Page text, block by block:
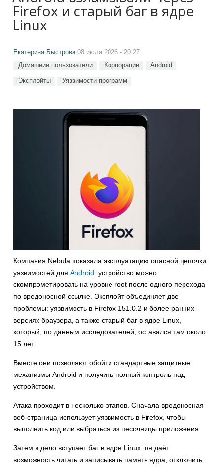
Firefox и старый баг в ядре
Linux
Екатерина Быстрова08 июля 2026 - 20:27
Домашние пользователи Корпорации Android
Эксплойты Уязвимости программ
Компания Nebula показала эксплуатацию опасной цепочки
уязвимостей для Android: устройство можно
скомпрометировать на уровне root после одного перехода
по вредоносной ссылке. Эксплойт объединяет две
проблемы: уязвимость в Firefox 151.0.2 и более ранних
версиях браузера, а также старый баг в ядре Linux,
который, по данным исследователей, оставался там около
15 лет.
Вместе они позволяют обойти стандартные защитные
механизмы Android и получить полный контроль над
устройством.
Атака проходит в несколько этапов. Сначала вредоносная
веб-страница использует уязвимость в Firefox, чтобы
выполнить код или выбраться из песочницы приложения.
Затем в дело вступает баг в ядре Linux: он даёт
возможность читать и записывать память ядра, отключить